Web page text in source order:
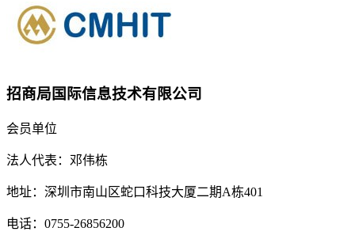
招商局国际信息技术有限公司
会员单位
法人代表：邓伟栋
地址：深圳市南山区蛇口科技大厦二期A栋401
电话：0755-26856200